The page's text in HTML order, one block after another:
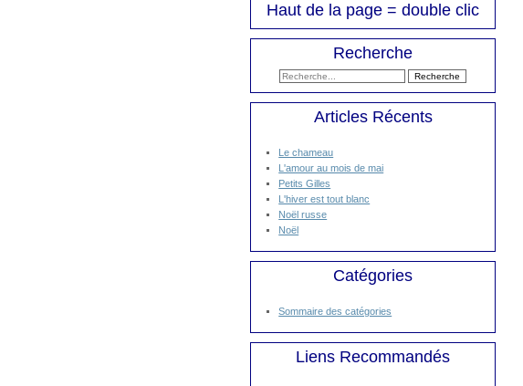
Haut de la page = double clic
Recherche
Articles Récents
Le chameau
L'amour au mois de mai
Petits Gilles
L'hiver est tout blanc
Noël russe
Noël
Catégories
Sommaire des catégories
Liens Recommandés